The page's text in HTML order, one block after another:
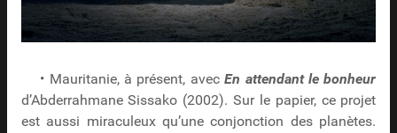
• Mauritanie, à présent, avecEn attendant le bonheur
d’Abderrahmane Sissako (2002). Sur le papier, ce projet
est aussi miraculeux qu’une conjonction des planètes.